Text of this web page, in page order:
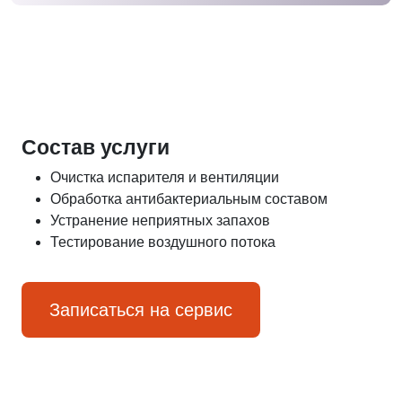
Состав услуги
Очистка испарителя и вентиляции
Обработка антибактериальным составом
Устранение неприятных запахов
Тестирование воздушного потока
Записаться на сервис